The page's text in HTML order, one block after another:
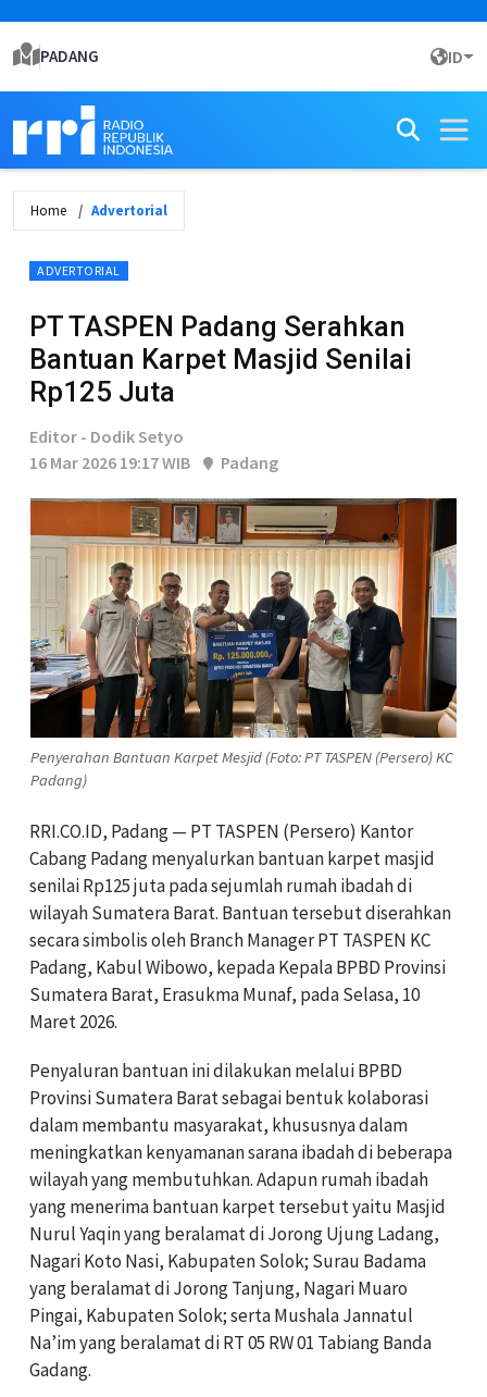
PADANG ID
Home Advertorial
ADVERTORIAL
PT TASPEN Padang Serahkan
Bantuan Karpet Masjid Senilai
Rp125 Juta
Editor - Dodik Setyo
16 Mar 2026 19:17 WIB
Padang
Penyerahan Bantuan Karpet Mesjid (Foto: PT TASPEN (Persero) KC
Padang)
RRI.CO.ID, Padang — PT TASPEN (Persero) Kantor
Cabang Padang menyalurkan bantuan karpet masjid
senilai Rp125 juta pada sejumlah rumah ibadah di
wilayah Sumatera Barat. Bantuan tersebut diserahkan
secara simbolis oleh Branch Manager PT TASPEN KC
Padang, Kabul Wibowo, kepada Kepala BPBD Provinsi
Sumatera Barat, Erasukma Munaf, pada Selasa, 10
Maret 2026.
Penyaluran bantuan ini dilakukan melalui BPBD
Provinsi Sumatera Barat sebagai bentuk kolaborasi
dalam membantu masyarakat, khususnya dalam
meningkatkan kenyamanan sarana ibadah di beberapa
wilayah yang membutuhkan. Adapun rumah ibadah
yang menerima bantuan karpet tersebut yaitu Masjid
Nurul Yaqin yang beralamat di Jorong Ujung Ladang,
Nagari Koto Nasi, Kabupaten Solok; Surau Badama
yang beralamat di Jorong Tanjung, Nagari Muaro
Pingai, Kabupaten Solok; serta Mushala Jannatul
Na’im yang beralamat di RT 05 RW 01 Tabiang Banda
Gadang.